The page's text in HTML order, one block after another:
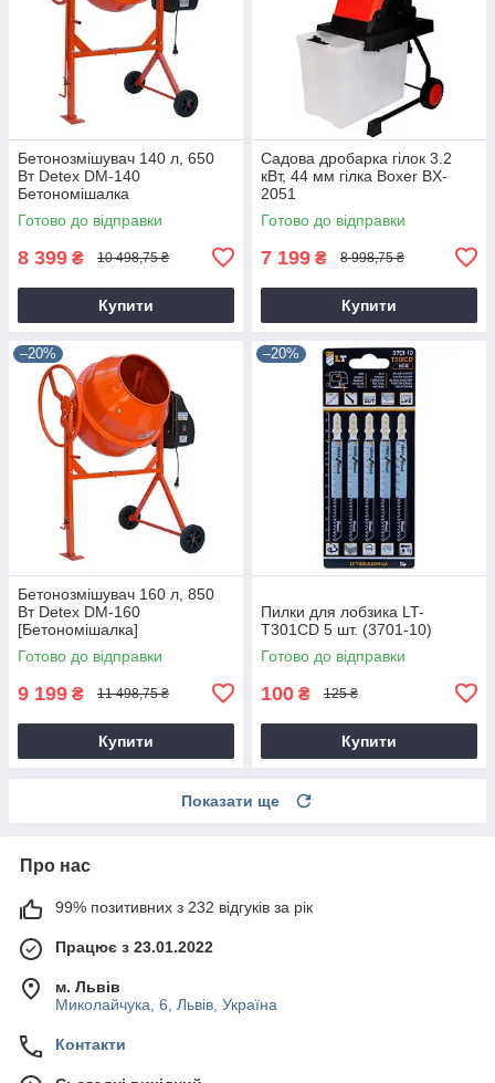
Бетонозмішувач 140 л, 650
Вт Detex DM-140
Бетономішалка
Готово до відправки
8 399 ₴ 10 498,75 ₴
Купити
Садова дробарка гілок 3.2
кВт, 44 мм гілка Boxer BX-
2051
Готово до відправки
7 199 ₴ 8 998,75 ₴
Купити
–20%
Бетонозмішувач 160 л, 850
Вт Detex DM-160
[Бетономішалка]
Готово до відправки
9 199 ₴ 11 498,75 ₴
Купити
–20%
Пилки для лобзика LT-
T301CD 5 шт. (3701-10)
Готово до відправки
100 ₴ 125 ₴
Купити
Показати ще
Про нас
99% позитивних з 232 відгуків за рік
Працює з 23.01.2022
м. Львів
Миколайчука, 6, Львів, Україна
Контакти